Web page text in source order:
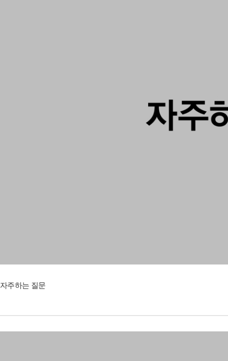
자주하는 질문